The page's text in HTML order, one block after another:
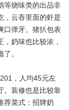
等烧味类的出品非
，云吞里面的虾是
口弹牙。猪扒包表
奶味也比较浓，
。
，人均45元左
。装修也是比较靠
荐菜式：招牌奶